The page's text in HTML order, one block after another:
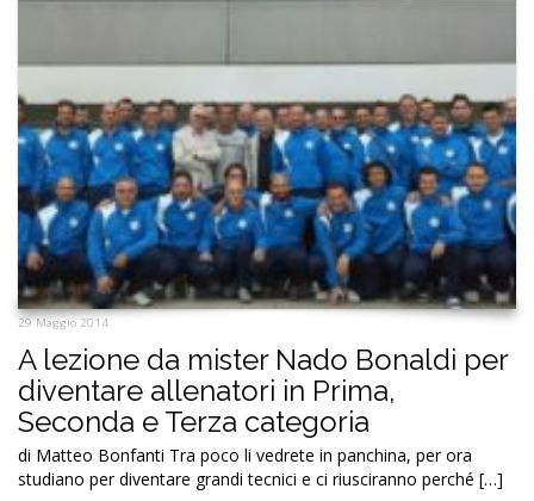
29 Maggio 2014
A lezione da mister Nado Bonaldi per
diventare allenatori in Prima,
Seconda e Terza categoria
di Matteo Bonfanti Tra poco li vedrete in panchina, per ora
studiano per diventare grandi tecnici e ci riusciranno perché […]